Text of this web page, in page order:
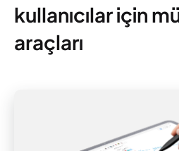
kullanıcılar için
araçları